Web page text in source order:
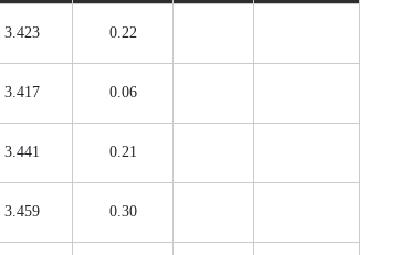
3.423 0.22
3.417 0.06
3.441 0.21
3.459 0.30